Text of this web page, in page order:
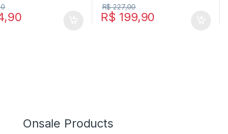
R$ 199,90
R$227,00
Onsale Products